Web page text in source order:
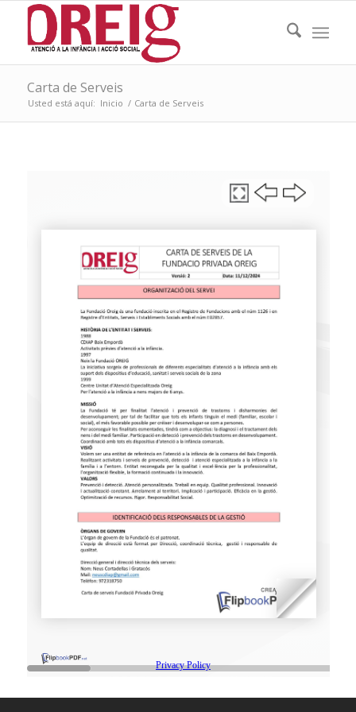
Carta de Serveis
Usted está aquí: Inicio / Carta de Serveis